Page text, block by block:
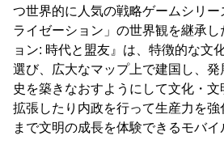
つ世界的に人気の戦略ゲームシリー
ライゼーション」の世界観を継承
ョン: 時代と盟友』は、特徴的な文
選び、広大なマップ上で建国し、
史を築きなおすようにして文化・
拡張したり内政を行って生産力を
まで文明の成長を体験できるモバイ